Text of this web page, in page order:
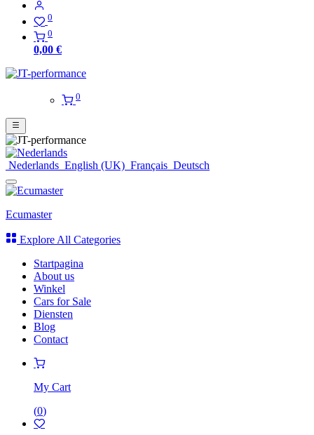
0
0
0,00 €
0
Nederlands English (UK) Français Deutsch
Ecumaster
Explore All Categories
Startpagina
About us
Winkel
Cars for Sale
Diensten
Blog
Contact
My Cart
(0)